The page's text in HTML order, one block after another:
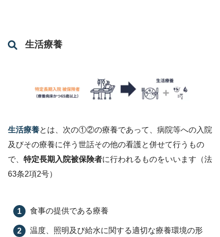
時食事療養費に係る食事療養及び入院時生活療養費
生活療養
生活療養とは、次の①②の療養であって、病院等への入院
及びその療養に伴う世話その他の看護と併せて行うもの
で、 特定長期入院被保険者に行われるものをいいます（法
63条2項2号）
食事の提供である療養
温度、照明及び給水に関する適切な療養環境の形